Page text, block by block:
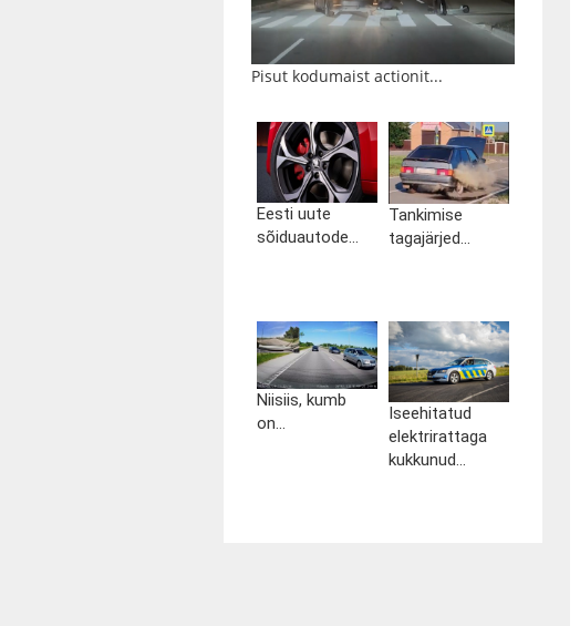
Pisut kodumaist actionit...
Eesti uute
sõiduautode...
Tankimise
tagajärjed...
Niisiis, kumb
on...
Iseehitatud
elektrirattaga
kukkunud...